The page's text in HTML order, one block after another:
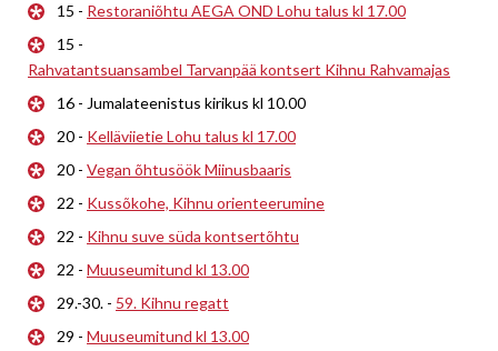
15 - Restoraniõhtu AEGA OND Lohu talus kl 17.00
15 -
Rahvatantsuansambel Tarvanpää kontsert Kihnu Rahvamajas
16 - Jumalateenistus kirikus kl 10.00
20 - Kelläviietie Lohu talus kl 17.00
20 - Vegan õhtusöök Miinusbaaris
22 - Kussõkohe, Kihnu orienteerumine
22 - Kihnu suve süda kontsertõhtu
22 - Muuseumitund kl 13.00
29.-30. - 59. Kihnu regatt
29 - Muuseumitund kl 13.00